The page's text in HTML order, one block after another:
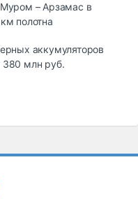
– Арзамас в
полотна
аккумуляторов
380 млн руб.